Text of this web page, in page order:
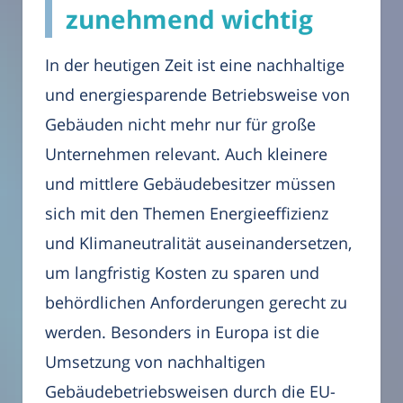
zunehmend wichtig
In der heutigen Zeit ist eine nachhaltige
und energiesparende Betriebsweise von
Gebäuden nicht mehr nur für große
Unternehmen relevant. Auch kleinere
und mittlere Gebäudebesitzer müssen
sich mit den Themen Energieeffizienz
und Klimaneutralität auseinandersetzen,
um langfristig Kosten zu sparen und
behördlichen Anforderungen gerecht zu
werden. Besonders in Europa ist die
Umsetzung von nachhaltigen
Gebäudebetriebsweisen durch die EU-